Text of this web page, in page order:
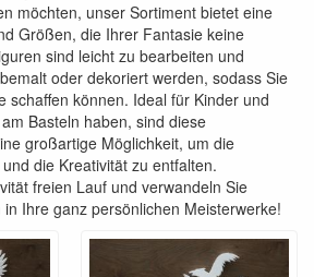
möchten, unser Sortiment bietet eine
Größen, die Ihrer Fantasie keine
sind leicht zu bearbeiten und
oder dekoriert werden, sodass Sie
schaffen können. Ideal für Kinder und
Basteln haben, sind diese
großartige Möglichkeit, um die
die Kreativität zu entfalten.
freien Lauf und verwandeln Sie
Ihre ganz persönlichen Meisterwerke!